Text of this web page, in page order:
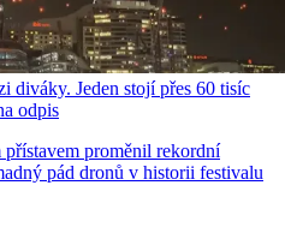
diváky. Jeden stojí přes 60 tisíc
odpis
proměnil rekordní
pád dronů v historii festivalu